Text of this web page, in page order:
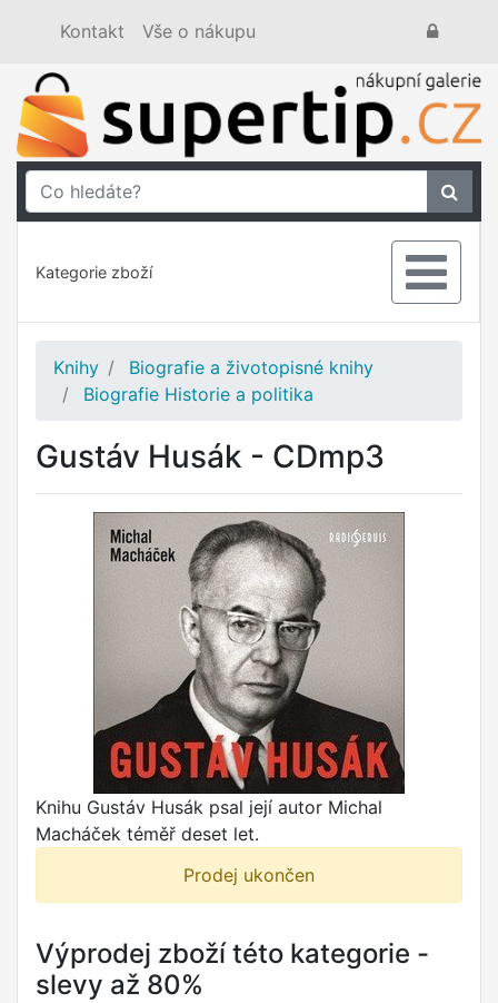
Kontakt Vše o nákupu
Kategorie zboží
Knihy
Biografie a životopisné knihy
Biografie Historie a politika
Gustáv Husák - CDmp3
Knihu Gustáv Husák psal její autor Michal
Macháček téměř deset let.
Prodej ukončen
Výprodej zboží této kategorie -
slevy až 80%